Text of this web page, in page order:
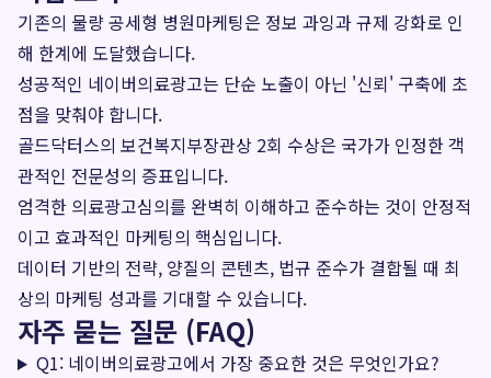
기존의 물량 공세형 병원마케팅은 정보 과잉과 규제 강화로 인
해 한계에 도달했습니다.
성공적인 네이버의료광고는 단순 노출이 아닌 '신뢰' 구축에 초
점을 맞춰야 합니다.
골드닥터스의 보건복지부장관상 2회 수상은 국가가 인정한 객
관적인 전문성의 증표입니다.
엄격한 의료광고심의를 완벽히 이해하고 준수하는 것이 안정적
이고 효과적인 마케팅의 핵심입니다.
데이터 기반의 전략, 양질의 콘텐츠, 법규 준수가 결합될 때 최
상의 마케팅 성과를 기대할 수 있습니다.
자주 묻는 질문 (FAQ)
Q1: 네이버의료광고에서 가장 중요한 것은 무엇인가요?